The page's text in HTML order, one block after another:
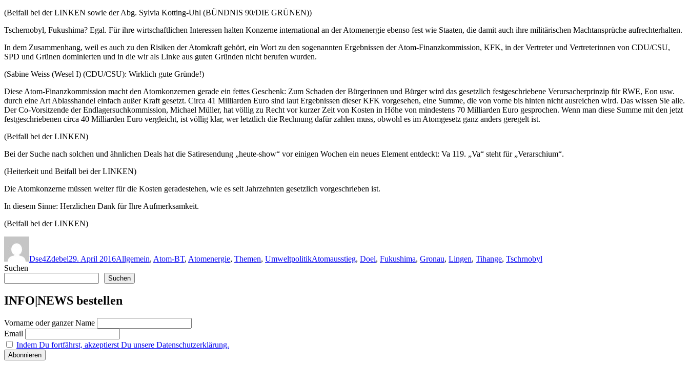
(Beifall bei der LINKEN sowie der Abg. Sylvia Kotting-Uhl (BÜNDNIS 90/DIE GRÜNEN))
Tschernobyl, Fukushima? Egal. Für ihre wirtschaftlichen Interessen halten Konzerne international an der Atomenergie ebenso fest wie Staaten, die damit auch ihre militärischen Machtansprüche aufrechterhalten.
In dem Zusammenhang, weil es auch zu den Risiken der Atomkraft gehört, ein Wort zu den sogenannten Ergebnissen der Atom-Finanzkommission, KFK, in der Vertreter und Vertreterinnen von CDU/CSU,
SPD und Grünen dominierten und in die wir als Linke aus guten Gründen nicht berufen wurden.
(Sabine Weiss (Wesel I) (CDU/CSU): Wirklich gute Gründe!)
Diese Atom-Finanzkommission macht den Atomkonzernen gerade ein fettes Geschenk: Zum Schaden der Bürgerinnen und Bürger wird das gesetzlich festgeschriebene Verursacherprinzip für RWE, Eon usw.
durch eine Art Ablasshandel einfach außer Kraft gesetzt. Circa 41 Milliarden Euro sind laut Ergebnissen dieser KFK vorgesehen, eine Summe, die von vorne bis hinten nicht ausreichen wird. Das wissen Sie alle.
Der Co-Vorsitzende der Endlagersuchkommission, Michael Müller, hat völlig zu Recht vor kurzer Zeit von Kosten in Höhe von mindestens 70 Milliarden Euro gesprochen. Wenn man diese Summe mit den jetzt
festgeschriebenen circa 40 Milliarden Euro vergleicht, ist völlig klar, wer letztlich die Rechnung dafür zahlen muss, obwohl es im Atomgesetz ganz anders geregelt ist.
(Beifall bei der LINKEN)
Bei der Suche nach solchen und ähnlichen Deals hat die Satiresendung „heute-show“ vor einigen Wochen ein neues Element entdeckt: Va 119. „Va“ steht für „Verarschium“.
(Heiterkeit und Beifall bei der LINKEN)
Die Atomkonzerne müssen weiter für die Kosten geradestehen, wie es seit Jahrzehnten gesetzlich vorgeschrieben ist.
In diesem Sinne: Herzlichen Dank für Ihre Aufmerksamkeit.
(Beifall bei der LINKEN)
Dse4Zdebel29. April 2016Allgemein, Atom-BT, Atomenergie, Themen, UmweltpolitikAtomausstieg, Doel, Fukushima, Gronau, Lingen, Tihange, Tschrnobyl
Suchen
Suchen
INFO|NEWS bestellen
Vorname oder ganzer Name
Email
Indem Du fortfährst, akzeptierst Du unsere Datenschutzerklärung.